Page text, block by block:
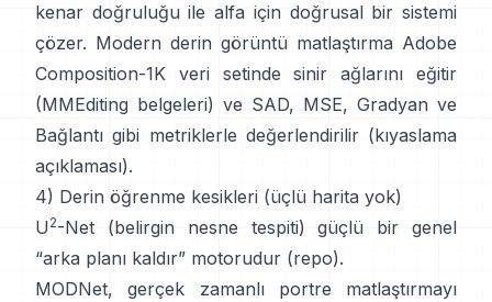
kenar doğruluğu ile alfa için doğrusal bir sistemi
çözer. Modern derin görüntü matlaştırma Adobe
Composition-1K veri setinde sinir ağlarını eğitir
(MMEditing belgeleri) ve SAD, MSE, Gradyan ve
Bağlantı gibi metriklerle değerlendirilir (kıyaslama
açıklaması).
4) Derin öğrenme kesikleri (üçlü harita yok)
U2-Net (belirgin nesne tespiti) güçlü bir genel
“arka planı kaldır” motorudur (repo).
MODNet, gerçek zamanlı portre matlaştırmayı